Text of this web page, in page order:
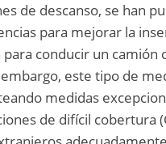
de descanso, se han
para mejorar la
conducir un camión
este tipo de
medidas
de difícil cobertura